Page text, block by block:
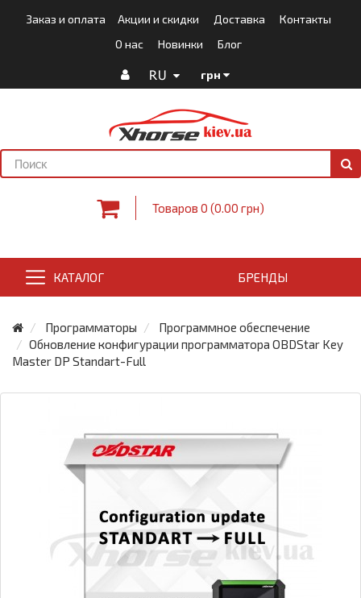
Заказ и оплата Акции и скидки Доставка
Контакты
О нас
Новинки Блог
RU грн
Товаров 0 (0.00 грн)
КАТАЛОГ БРЕНДЫ
Программаторы
Программное обеспечение
Обновление конфигурации программатора OBDStar Key
Master DP Standart-Full